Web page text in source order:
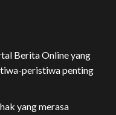
Berita Online yang
peristiwa penting
yang merasa